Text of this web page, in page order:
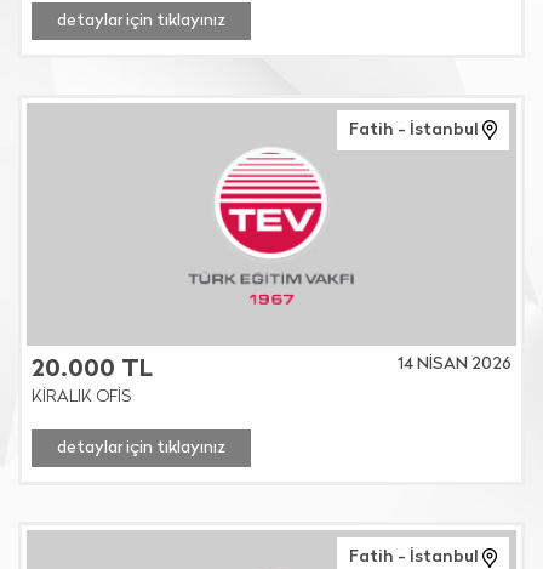
detaylar için tıklayınız
Fatih - İstanbul
20.000 TL
14 NİSAN 2026
KİRALIK OFİS
detaylar için tıklayınız
Fatih - İstanbul